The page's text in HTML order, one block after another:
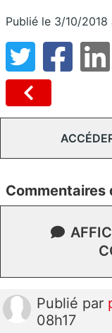
Publié le 3/10/2018
Publié par
08h17